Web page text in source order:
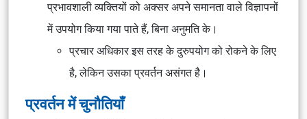
प्रभावशाली व्यक्तियों को अक्सर अपने समानता वाले विज्ञापनों
में उपयोग किया गया पाते हैं, बिना अनुमति के।
प्रचार अधिकार इस तरह के दुरुपयोग को रोकने के लिए
है, लेकिन उसका प्रवर्तन असंगत है।
प्रवर्तन में चुनौतियाँ